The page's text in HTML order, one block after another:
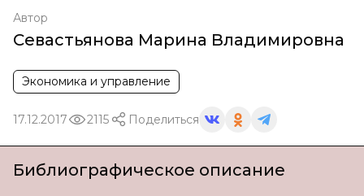
Автор
Севастьянова Марина Владимировна
Экономика и управление
17.12.2017 2115 Поделиться
Библиографическое описание